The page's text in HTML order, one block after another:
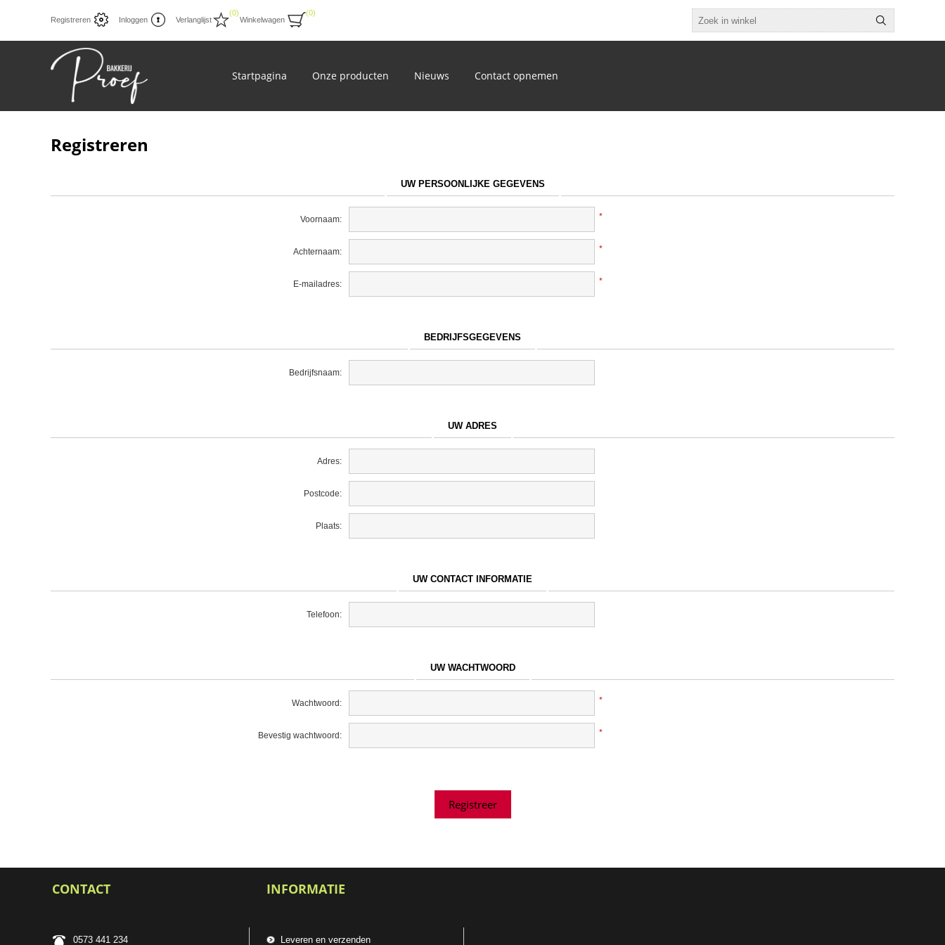
Registreren Inloggen Verlanglijst
(0)
Winkelwagen
(0)
Startpagina Onze producten Nieuws Contact opnemen
Registreren
UW PERSOONLIJKE GEGEVENS
Voornaam: *
Achternaam: *
E-mailadres: *
BEDRIJFSGEGEVENS
Bedrijfsnaam:
UW ADRES
Adres:
Postcode:
Plaats:
UW CONTACT INFORMATIE
Telefoon:
UW WACHTWOORD
Wachtwoord: *
Bevestig wachtwoord: *
CONTACT
0573 441 234
INFORMATIE
Leveren en verzenden